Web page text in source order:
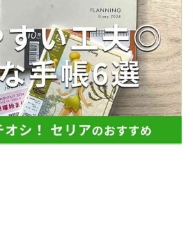
いながら、しかも空いた時間でできる
かし、取引の仕方がわからずに、まず
出品者側にまわり、家の中の物を出品
くなってからは、仕入れを経験。ネッ
取り入れるべく、「ネットオークショ
フラになる」という考えを持つ。また
ネットオークションやフリマアプリが
、業者とは違う視点でユーザーとして